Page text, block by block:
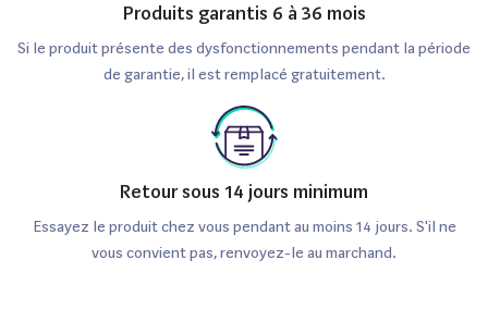
Produits garantis 6 à 36 mois
Si le produit présente des dysfonctionnements pendant la période
de garantie, il est remplacé gratuitement.
Retour sous 14 jours minimum
Essayez le produit chez vous pendant au moins 14 jours. S'il ne
vous convient pas, renvoyez-le au marchand.